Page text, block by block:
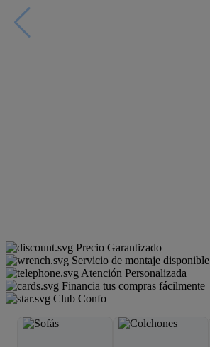
Precio Garantizado
Servicio de montaje disponible
Atención Personalizada
Financia tus compras fácilmente
Club Confo